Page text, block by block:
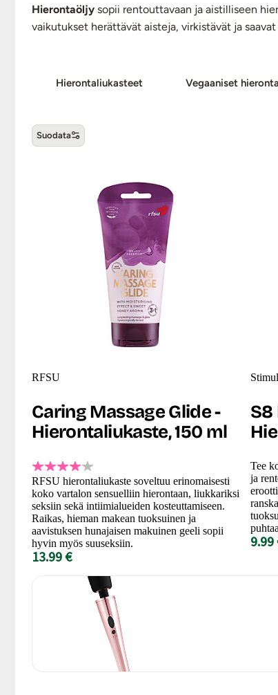
Hierontaöljy sopii rentouttavaan ja aistilliseen
vaikutukset herättävät aisteja, virkistävät ja
Hie­ron­ta­liu­kas­teet Vegaaniset
Suodata
RFSU
Caring Massage Glide -
Hierontaliukaste, 150 ml
RFSU hierontaliukaste soveltuu erinomaisesti
koko vartalon sensuelliin hierontaan, liukkariksi
seksiin sekä intiimialueiden kosteuttamiseen.
Raikas, hieman makean tuoksuinen ja
aavistuksen hunajaisen makuinen geeli sopii
hyvin myös suuseksiin.
13.99 €
S8
Tee
ja
9.99